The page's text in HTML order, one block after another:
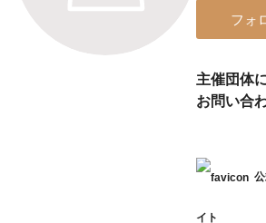
フォ
主催団体
お問い合
イト